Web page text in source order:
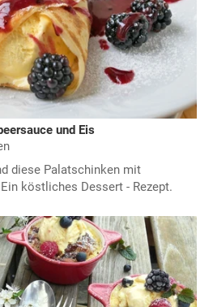
und Eis
diese Palatschinken mit
köstliches Dessert - Rezept.